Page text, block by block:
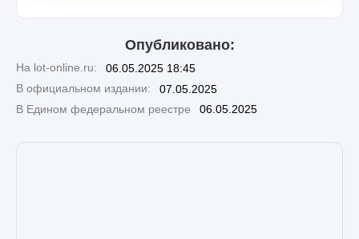
Опубликовано:
На lot-online.ru:
06.05.2025 18:45
В официальном издании:
07.05.2025
В Едином федеральном реестре
06.05.2025